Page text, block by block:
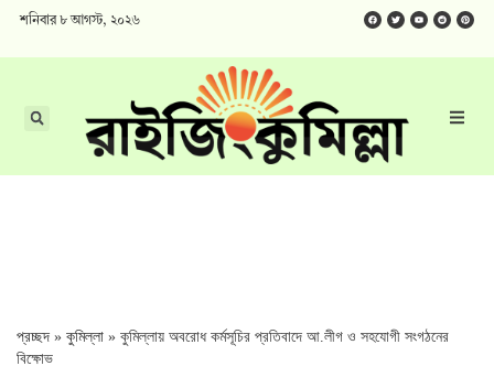
শনিবার ৮ আগস্ট, ২০২৬
প্রচ্ছদ » কুমিল্লা » কুমিল্লায় অবরোধ কর্মসূচির প্রতিবাদে আ.লীগ ও সহযোগী সংগঠনের
বিক্ষোভ